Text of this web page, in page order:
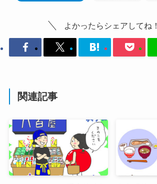
よかったらシェアしてね！
関連記事